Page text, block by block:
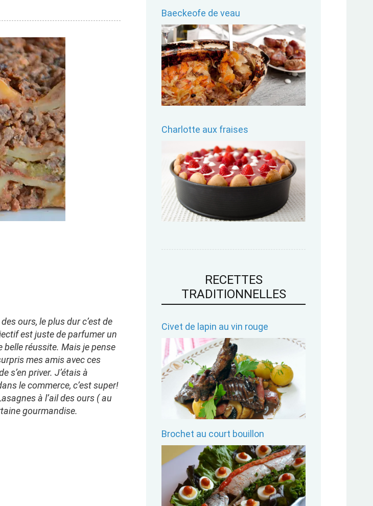
ours, le plus dur c’est de
est juste de parfumer un
belle réussite. Mais je pense
mes amis avec ces
s’en priver. J’étais à
le commerce, c’est super!
à l’ail des ours ( au
gourmandise.
Baeckeofe de veau
Charlotte aux fraises
RECETTES
TRADITIONNELLES
Civet de lapin au vin rouge
Brochet au court bouillon